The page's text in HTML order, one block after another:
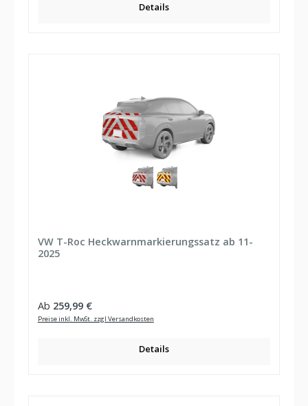
Details
VW T-Roc Heckwarnmarkierungssatz ab 11-
2025
Regulärer Preis:
Ab 259,99 €
Preise inkl. MwSt. zzgl Versandkosten
Details